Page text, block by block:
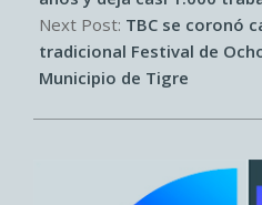
Next Post: TBC se coronó
tradicional Festival de
Municipio de Tigre